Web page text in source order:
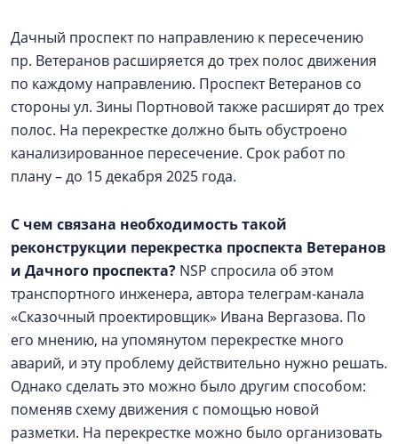
Дачный проспект по направлению к пересечению
пр. Ветеранов расширяется до трех полос движения
по каждому направлению. Проспект Ветеранов со
стороны ул. Зины Портновой также расширят до трех
полос. На перекрестке должно быть обустроено
канализированное пересечение. Срок работ по
плану – до 15 декабря 2025 года.
С чем связана необходимость такой
реконструкции перекрестка проспекта Ветеранов
и Дачного проспекта? NSP спросила об этом
транспортного инженера, автора телеграм-канала
«Сказочный проектировщик» Ивана Вергазова. По
его мнению, на упомянутом перекрестке много
аварий, и эту проблему действительно нужно решать.
Однако сделать это можно было другим способом:
поменяв схему движения с помощью новой
разметки. На перекрестке можно было организовать